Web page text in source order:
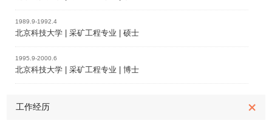
1989.9-1992.4
北京科技大学 | 采矿工程专业 | 硕士
1995.9-2000.6
北京科技大学 | 采矿工程专业 | 博士
工作经历